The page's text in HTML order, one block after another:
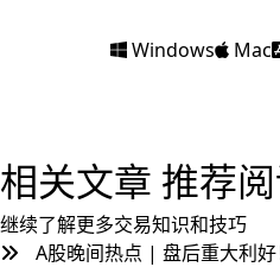
Windows Mac
相关文章 推荐
继续了解更多交易知识和技巧
A股晚间热点 | 盘后重大利